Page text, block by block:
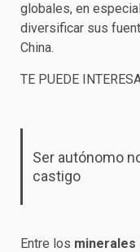
globales, en
diversificar sus
China.
TE PUEDE
Ser autónomo
castigo
Entre los minerales